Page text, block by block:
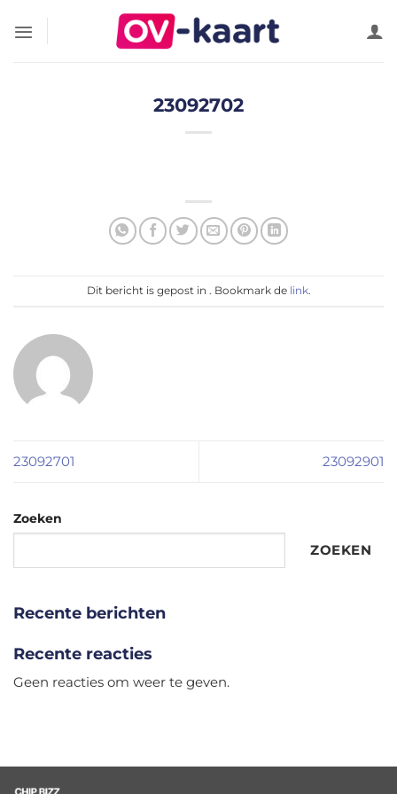
naar
23092702
Dit bericht is gepost in . Bookmark de link.
23092701 23092901
Zoeken
ZOEKEN
Recente berichten
Recente reacties
Geen reacties om weer te geven.